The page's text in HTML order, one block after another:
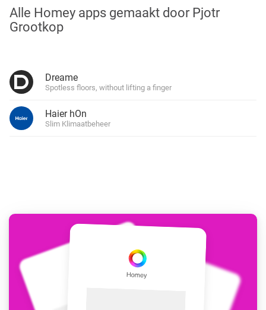
Alle Homey apps gemaakt door Pjotr
Grootkop
Dreame
Spotless floors, without lifting a finger
Haier hOn
Slim Klimaatbeheer